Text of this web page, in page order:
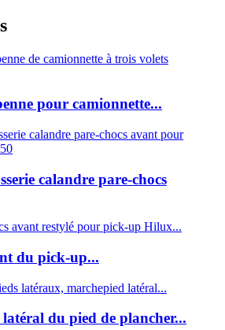
pour camionnette...
calandre pare-chocs
du pick-up...
du pied de plancher...